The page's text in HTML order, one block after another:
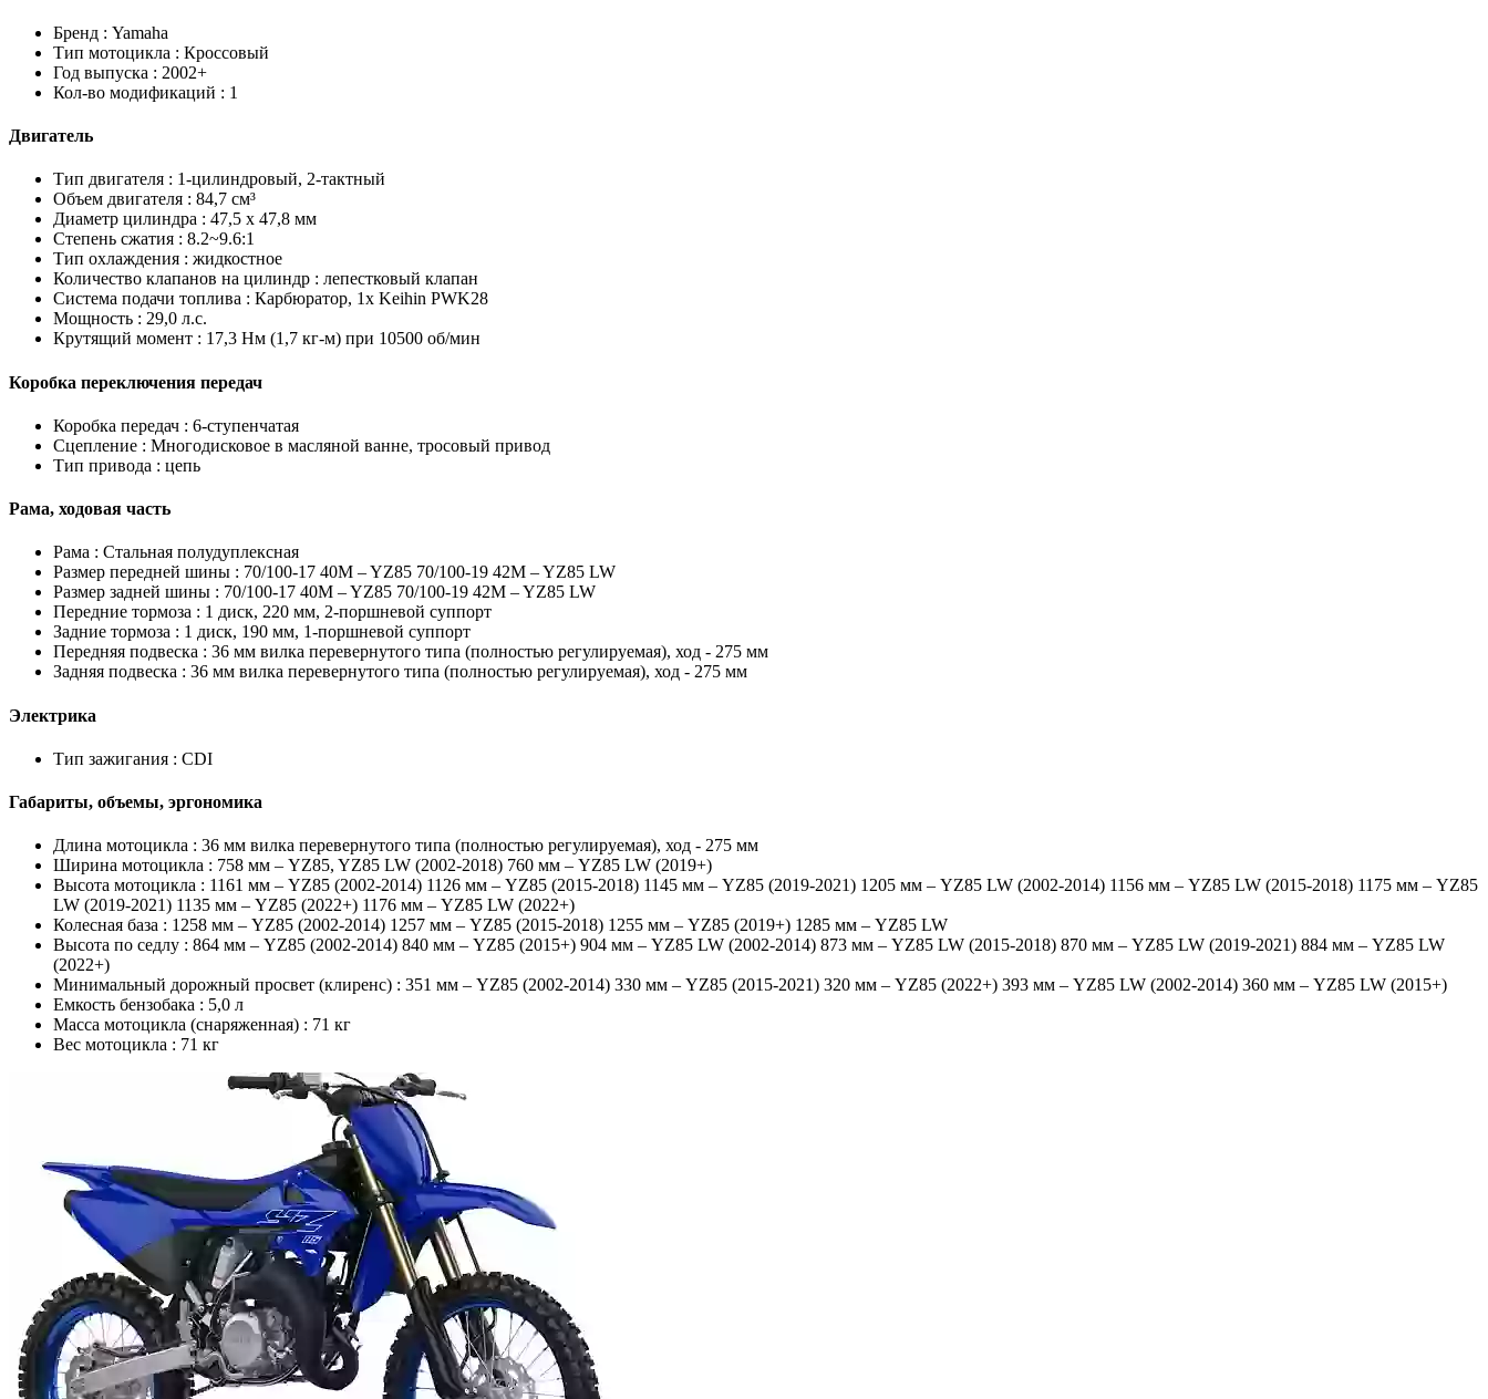
Бренд : Yamaha
Тип мотоцикла : Кроссовый
Год выпуска : 2002+
Кол-во модификаций : 1
Двигатель
Тип двигателя : 1-цилиндровый, 2-тактный
Объем двигателя : 84,7 см³
Диаметр цилиндра : 47,5 x 47,8 мм
Степень сжатия : 8.2~9.6:1
Тип охлаждения : жидкостное
Количество клапанов на цилиндр : лепестковый клапан
Система подачи топлива : Карбюратор, 1x Keihin PWK28
Мощность : 29,0 л.с.
Крутящий момент : 17,3 Нм (1,7 кг-м) при 10500 об/мин
Коробка переключения передач
Коробка передач : 6-ступенчатая
Сцепление : Многодисковое в масляной ванне, тросовый привод
Тип привода : цепь
Рама, ходовая часть
Рама : Стальная полудуплексная
Размер передней шины : 70/100-17 40M – YZ85 70/100-19 42M – YZ85 LW
Размер задней шины : 70/100-17 40M – YZ85 70/100-19 42M – YZ85 LW
Передние тормоза : 1 диск, 220 мм, 2-поршневой суппорт
Задние тормоза : 1 диск, 190 мм, 1-поршневой суппорт
Передняя подвеска : 36 мм вилка перевернутого типа (полностью регулируемая), ход - 275 мм
Задняя подвеска : 36 мм вилка перевернутого типа (полностью регулируемая), ход - 275 мм
Электрика
Тип зажигания : CDI
Габариты, объемы, эргономика
Длина мотоцикла : 36 мм вилка перевернутого типа (полностью регулируемая), ход - 275 мм
Ширина мотоцикла : 758 мм – YZ85, YZ85 LW (2002-2018) 760 мм – YZ85 LW (2019+)
Высота мотоцикла : 1161 мм – YZ85 (2002-2014) 1126 мм – YZ85 (2015-2018) 1145 мм – YZ85 (2019-2021) 1205 мм – YZ85 LW (2002-2014) 1156 мм – YZ85 LW (2015-2018) 1175 мм – YZ85
LW (2019-2021) 1135 мм – YZ85 (2022+) 1176 мм – YZ85 LW (2022+)
Колесная база : 1258 мм – YZ85 (2002-2014) 1257 мм – YZ85 (2015-2018) 1255 мм – YZ85 (2019+) 1285 мм – YZ85 LW
Высота по седлу : 864 мм – YZ85 (2002-2014) 840 мм – YZ85 (2015+) 904 мм – YZ85 LW (2002-2014) 873 мм – YZ85 LW (2015-2018) 870 мм – YZ85 LW (2019-2021) 884 мм – YZ85 LW
(2022+)
Минимальный дорожный просвет (клиренс) : 351 мм – YZ85 (2002-2014) 330 мм – YZ85 (2015-2021) 320 мм – YZ85 (2022+) 393 мм – YZ85 LW (2002-2014) 360 мм – YZ85 LW (2015+)
Емкость бензобака : 5,0 л
Масса мотоцикла (снаряженная) : 71 кг
Вес мотоцикла : 71 кг